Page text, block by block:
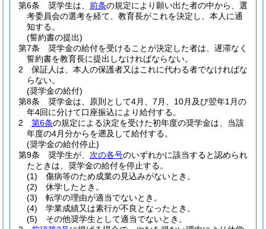
第6条
奨学生は、 前条の規定により願い出た者の中から、選
考委員会の選考を経て、教育長がこれを決定し、本人に通
知する。
(誓約書の提出)
第7条
奨学金の給付を受けることが決定した者は、遅滞なく
誓約書を教育長に提出しなければならない。
2
保証人は、本人の保護者又はこれに代わる者でなければな
らない。
(奨学金の給付)
第8条
奨学金は、原則として4月、7月、10月及び翌年1月の
年4回に分けて口座振込により給付する。
2
第6条の規定による決定を受けた初年度の奨学金は、当該
年度の4月分からを遡及して給付する。
(奨学金の給付停止)
第9条
奨学生が、 次の各号のいずれかに該当すると認められ
たときは、奨学金の給付を停止する。
(1)
傷病等のため成業の見込みがないとき。
(2)
休学したとき。
(3)
転学の理由が適当でないとき。
(4)
学業成績又は素行が不良となったとき。
(5)
その他奨学生として適当でないとき。